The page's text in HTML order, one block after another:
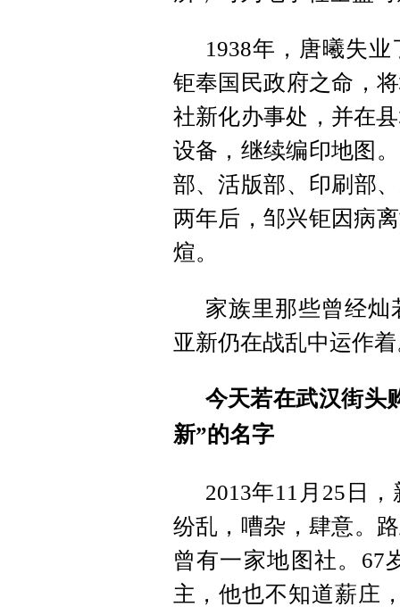
1938年，唐曦失
钜奉国民政府之命，
社新化办事处，并在
设备，继续编印地图
部、活版部、印刷部
两年后，邹兴钜因病
煊。
家族里那些曾经
亚新仍在战乱中运作
今天若在武汉街头
新”的名字
2013年11月25日
纷乱，嘈杂，肆意。
曾有一家地图社。67
主，他也不知道薪庄